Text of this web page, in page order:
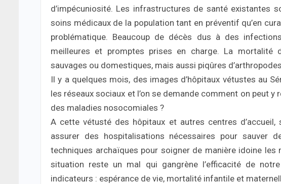
d’impécuniosité. Les infrastructures de santé existantes
soins médicaux de la population tant en préventif qu’en
problématique. Beaucoup de décès dus à des
meilleures et promptes prises en charge. La mortalité
sauvages ou domestiques, mais aussi piqûres
Il y a quelques mois, des images d’hôpitaux vétustes au
les réseaux sociaux et l’on se demande comment on peut
des maladies nosocomiales ?
A cette vétusté des hôpitaux et autres centres
assurer des hospitalisations nécessaires pour sauver
techniques archaïques pour soigner de manière idoine
situation reste un mal qui gangrène l’efficacité de
indicateurs : espérance de vie, mortalité infantile et